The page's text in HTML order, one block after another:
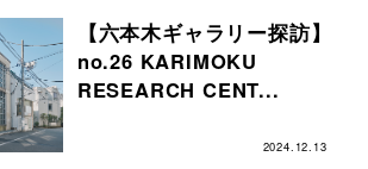
【六本木ギャラリー探訪】
no.26 KARIMOKU
RESEARCH CENT...
2024.12.13